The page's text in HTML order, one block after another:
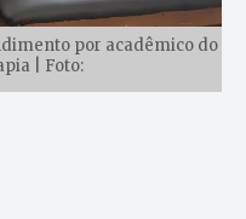
por acadêmico do
| Foto: